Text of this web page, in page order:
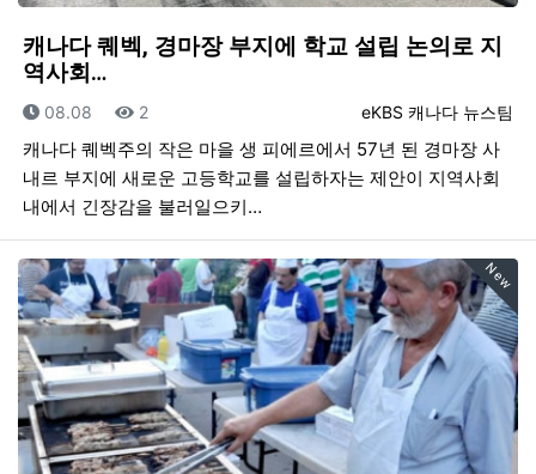
캐나다 퀘벡, 경마장 부지에 학교 설립 논의로 지
역사회…
등록자
eKBS 캐나다 뉴스팀
등록일
08.08 조회
2
캐나다 퀘벡주의 작은 마을 생 피에르에서 57년 된 경마장 사
내르 부지에 새로운 고등학교를 설립하자는 제안이 지역사회
내에서 긴장감을 불러일으키…
New